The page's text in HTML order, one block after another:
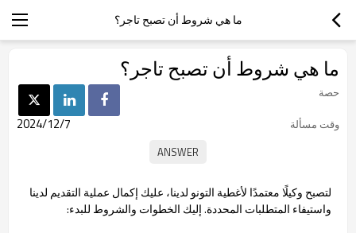
ما هي شروط أن تصبح تاجر؟
ما هي شروط أن تصبح تاجر؟
حصة
وقت مسألة
2024/12/7
لتصبح وكيلًا معتمدًا لأغطية التونو لدينا، عليك إكمال عملية التقديم لدينا
واستيفاء المتطلبات المحددة. إليك الخطوات والشروط للبدء: